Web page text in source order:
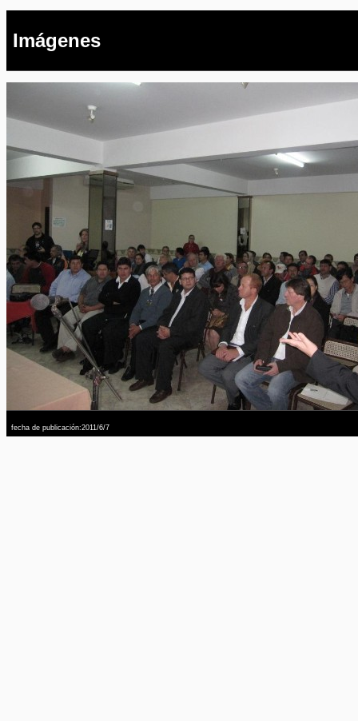
Imágenes
fecha de publicación:2011/6/7